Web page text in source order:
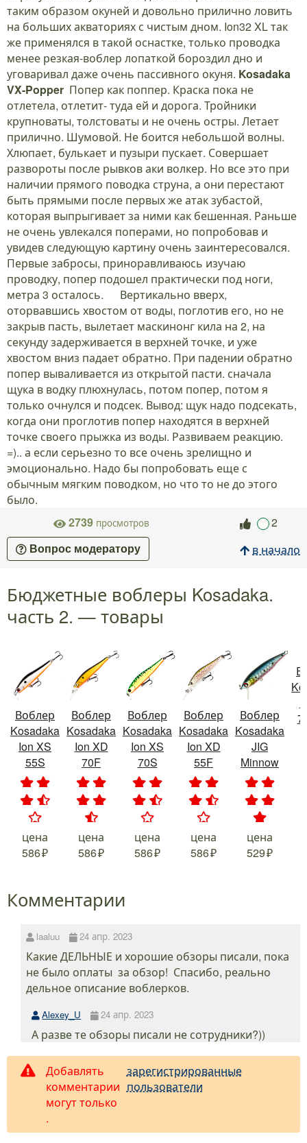
таким образом окуней и довольно прилично ловить
на больших акваториях с чистым дном. Ion32 XL так
же применялся в такой оснастке, только проводка
менее резкая-воблер лопаткой бороздил дно и
уговаривал даже очень пассивного окуня. Kosadaka
VX-Popper Попер как поппер. Краска пока не
отлетела, отлетит- туда ей и дорога. Тройники
крупноваты, толстоваты и не очень остры. Летает
прилично. Шумовой. Не боится небольшой волны.
Хлюпает, булькает и пузыри пускает. Совершает
развороты после рывков аки волкер. Но все это при
наличии прямого поводка струна, а они перестают
быть прямыми после первых же атак зубастой,
которая выпрыгивает за ними как бешенная. Раньше
не очень увлекался поперами, но попробовав и
увидев следующую картину очень заинтересовался.
Первые забросы, приноравливаюсь изучаю
проводку, попер подошел практически под ноги,
метра 3 осталось.
Вертикально вверх,
оторвавшись хвостом от воды, поглотив его, но не
закрыв пасть, вылетает маскинонг кила на 2, на
секунду задерживается в верхней точке, и уже
хвостом вниз падает обратно. При падении обратно
попер вываливается из открытой пасти. сначала
щука в водку плюхнулась, потом попер, потом я
только очнулся и подсек. Вывод: щук надо подсекать,
когда они проглотив попер находятся в верхней
точке своего прыжка из воды. Развиваем реакцию.
=).. а если серьезно то все очень зрелищно и
эмоционально. Надо бы попробовать еще с
обычным мягким поводком, но что то не до этого
было.
2739 просмотров 2
Вопрос модератору в начало
Бюджетные воблеры Kosadaka.
часть 2. — товары
Воблер
Kosadaka
Ion XS
55S
.
.
.
.
.
цена
586
Воблер
Kosadaka
Ion XD
70F
.
.
.
.
цена
586
Воблер
Kosadaka
Ion XS
70S
.
.
.
.
.
цена
586
Воблер
Kosadaka
Ion XD
55F
.
.
.
.
.
цена
586
Воблер
Kosadaka
JIG
Minnow
.
.
.
.
.
цена
529
Комментарии
laaluu 24 апр. 2023
Какие ДЕЛЬНЫЕ и хорошие обзоры писали, пока
не было оплаты за обзор! Спасибо, реально
дельное описание воблерков.
Alexey_U 24 апр. 2023
А разве те обзоры писали не сотрудники?))
Добавлять
комментарии
могут только
зарегистрированные
пользователи
.